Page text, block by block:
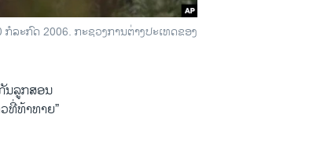
ລະ​ກົດ 2006. ກະ​ຊວງ​ການ​ຕ່າງ​ປະ​ເທດ​ຂອງ​
ນ​ລູກ​ສອນ​
ທີ່​ທ້າທາຍ”